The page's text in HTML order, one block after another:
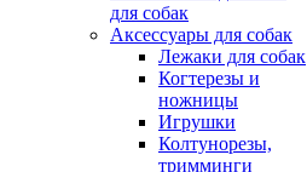
для собак
Аксессуары для собак
Лежаки для собак
Когтерезы и
ножницы
Игрушки
Колтунорезы,
тримминги